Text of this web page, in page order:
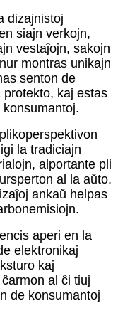
dizajnistoj
siajn verkojn,
vestaĵojn, sakojn
montras unikajn
senton de
kaj estas
la tradiciajn
alportante pli
al la aŭto.
ankaŭ helpas
aperi en la
elektronikaj
kaj
al ĉi tiuj
de konsumantoj